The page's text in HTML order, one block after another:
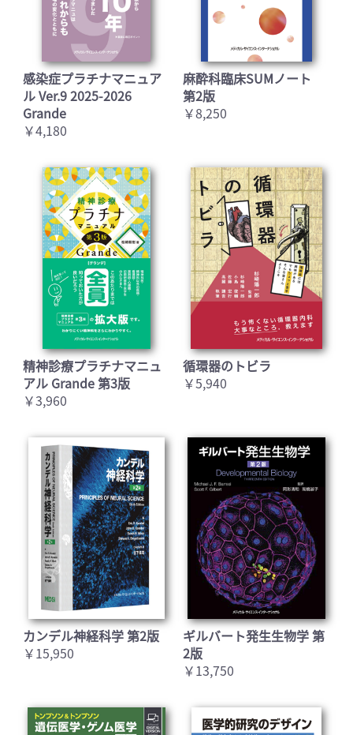
感染症プラチナマニュア
ル Ver.9 2025-2026
Grande
￥4,180
麻酔科臨床SUMノート
第2版
￥8,250
精神診療プラチナマニュ
アル Grande 第3版
￥3,960
循環器のトビラ
￥5,940
カンデル神経科学 第2版
￥15,950
ギルバート発生生物学 第
2版
￥13,750